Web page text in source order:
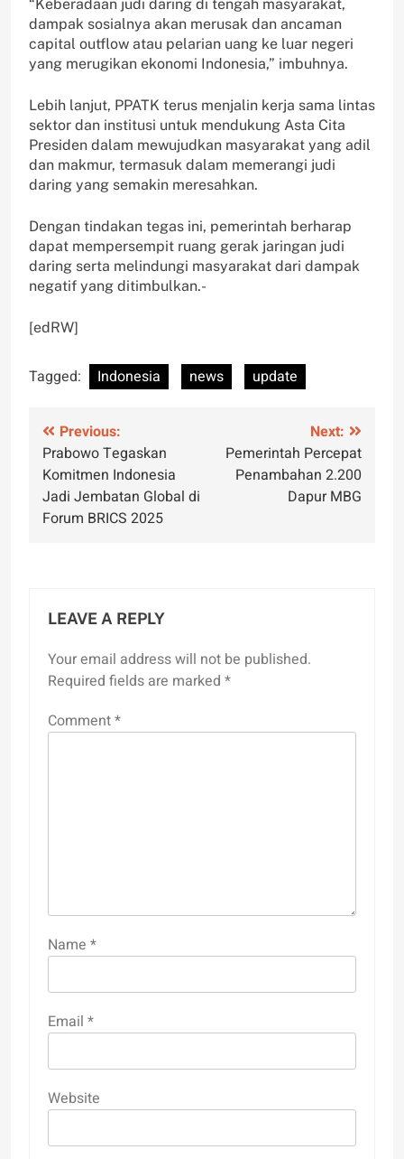
“Keberadaan judi daring di tengah masyarakat,
dampak sosialnya akan merusak dan ancaman
capital outflow atau pelarian uang ke luar negeri
yang merugikan ekonomi Indonesia,” imbuhnya.
Lebih lanjut, PPATK terus menjalin kerja sama lintas
sektor dan institusi untuk mendukung Asta Cita
Presiden dalam mewujudkan masyarakat yang adil
dan makmur, termasuk dalam memerangi judi
daring yang semakin meresahkan.
Dengan tindakan tegas ini, pemerintah berharap
dapat mempersempit ruang gerak jaringan judi
daring serta melindungi masyarakat dari dampak
negatif yang ditimbulkan.-
[edRW]
Tagged: Indonesia news update
Post
navigation
Previous:
Prabowo Tegaskan
Komitmen Indonesia
Jadi Jembatan Global di
Forum BRICS 2025
Next:
Pemerintah Percepat
Penambahan 2.200
Dapur MBG
LEAVE A REPLY
Your email address will not be published.
Required fields are marked *
Comment*
Name *
Email *
Website